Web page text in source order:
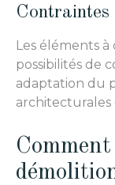
Les éléments
possibilités de
adaptation du
architecturales